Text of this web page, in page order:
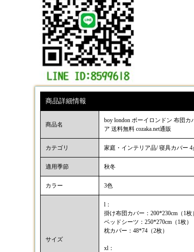
商品詳細情報
商品名
boy london ボーイロンドン 布団
ア 送料無料 cozaka.net通販
カテゴリ 家庭・インテリア品/ 寝具カバー 4
適用季節 秋冬
カラー 3色
サイズ
l：
掛け布団カバー：200*230cm（1枚）
ベッドシーツ：250*270cm（1枚）
枕カバー：48*74（2枚）
xl：